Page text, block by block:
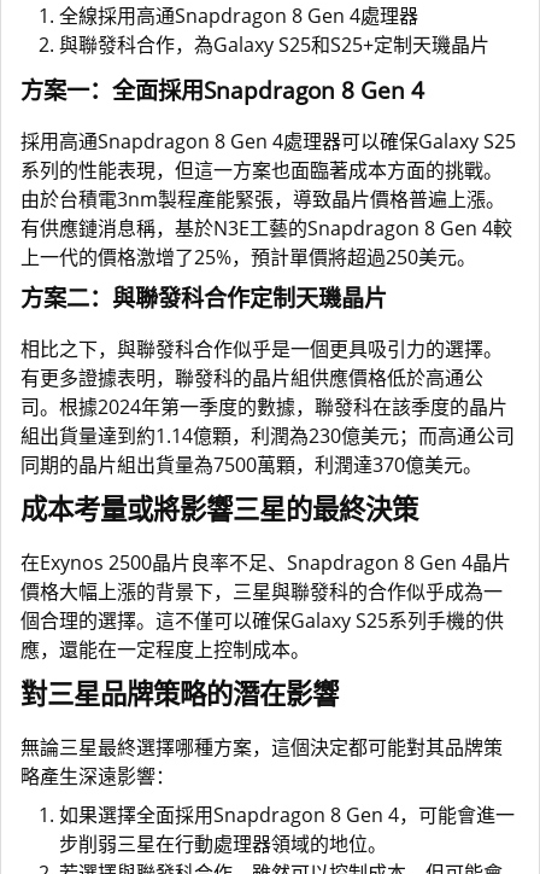
全線採用高通Snapdragon 8 Gen 4處理器
與聯發科合作，為Galaxy S25和S25+定制天璣晶片
方案一：全面採用Snapdragon 8 Gen 4
採用高通Snapdragon 8 Gen 4處理器可以確保Galaxy S25
系列的性能表現，但這一方案也面臨著成本方面的挑戰。
由於台積電3nm製程產能緊張，導致晶片價格普遍上漲。
有供應鏈消息稱，基於N3E工藝的Snapdragon 8 Gen 4較
上一代的價格激增了25%，預計單價將超過250美元。
方案二：與聯發科合作定制天璣晶片
相比之下，與聯發科合作似乎是一個更具吸引力的選擇。
有更多證據表明，聯發科的晶片組供應價格低於高通公
司。根據2024年第一季度的數據，聯發科在該季度的晶片
組出貨量達到約1.14億顆，利潤為230億美元；而高通公司
同期的晶片組出貨量為7500萬顆，利潤達370億美元。
成本考量或將影響三星的最終決策
在Exynos 2500晶片良率不足、Snapdragon 8 Gen 4晶片
價格大幅上漲的背景下，三星與聯發科的合作似乎成為一
個合理的選擇。這不僅可以確保Galaxy S25系列手機的供
應，還能在一定程度上控制成本。
對三星品牌策略的潛在影響
無論三星最終選擇哪種方案，這個決定都可能對其品牌策
略產生深遠影響：
如果選擇全面採用Snapdragon 8 Gen 4，可能會進一
步削弱三星在行動處理器領域的地位。